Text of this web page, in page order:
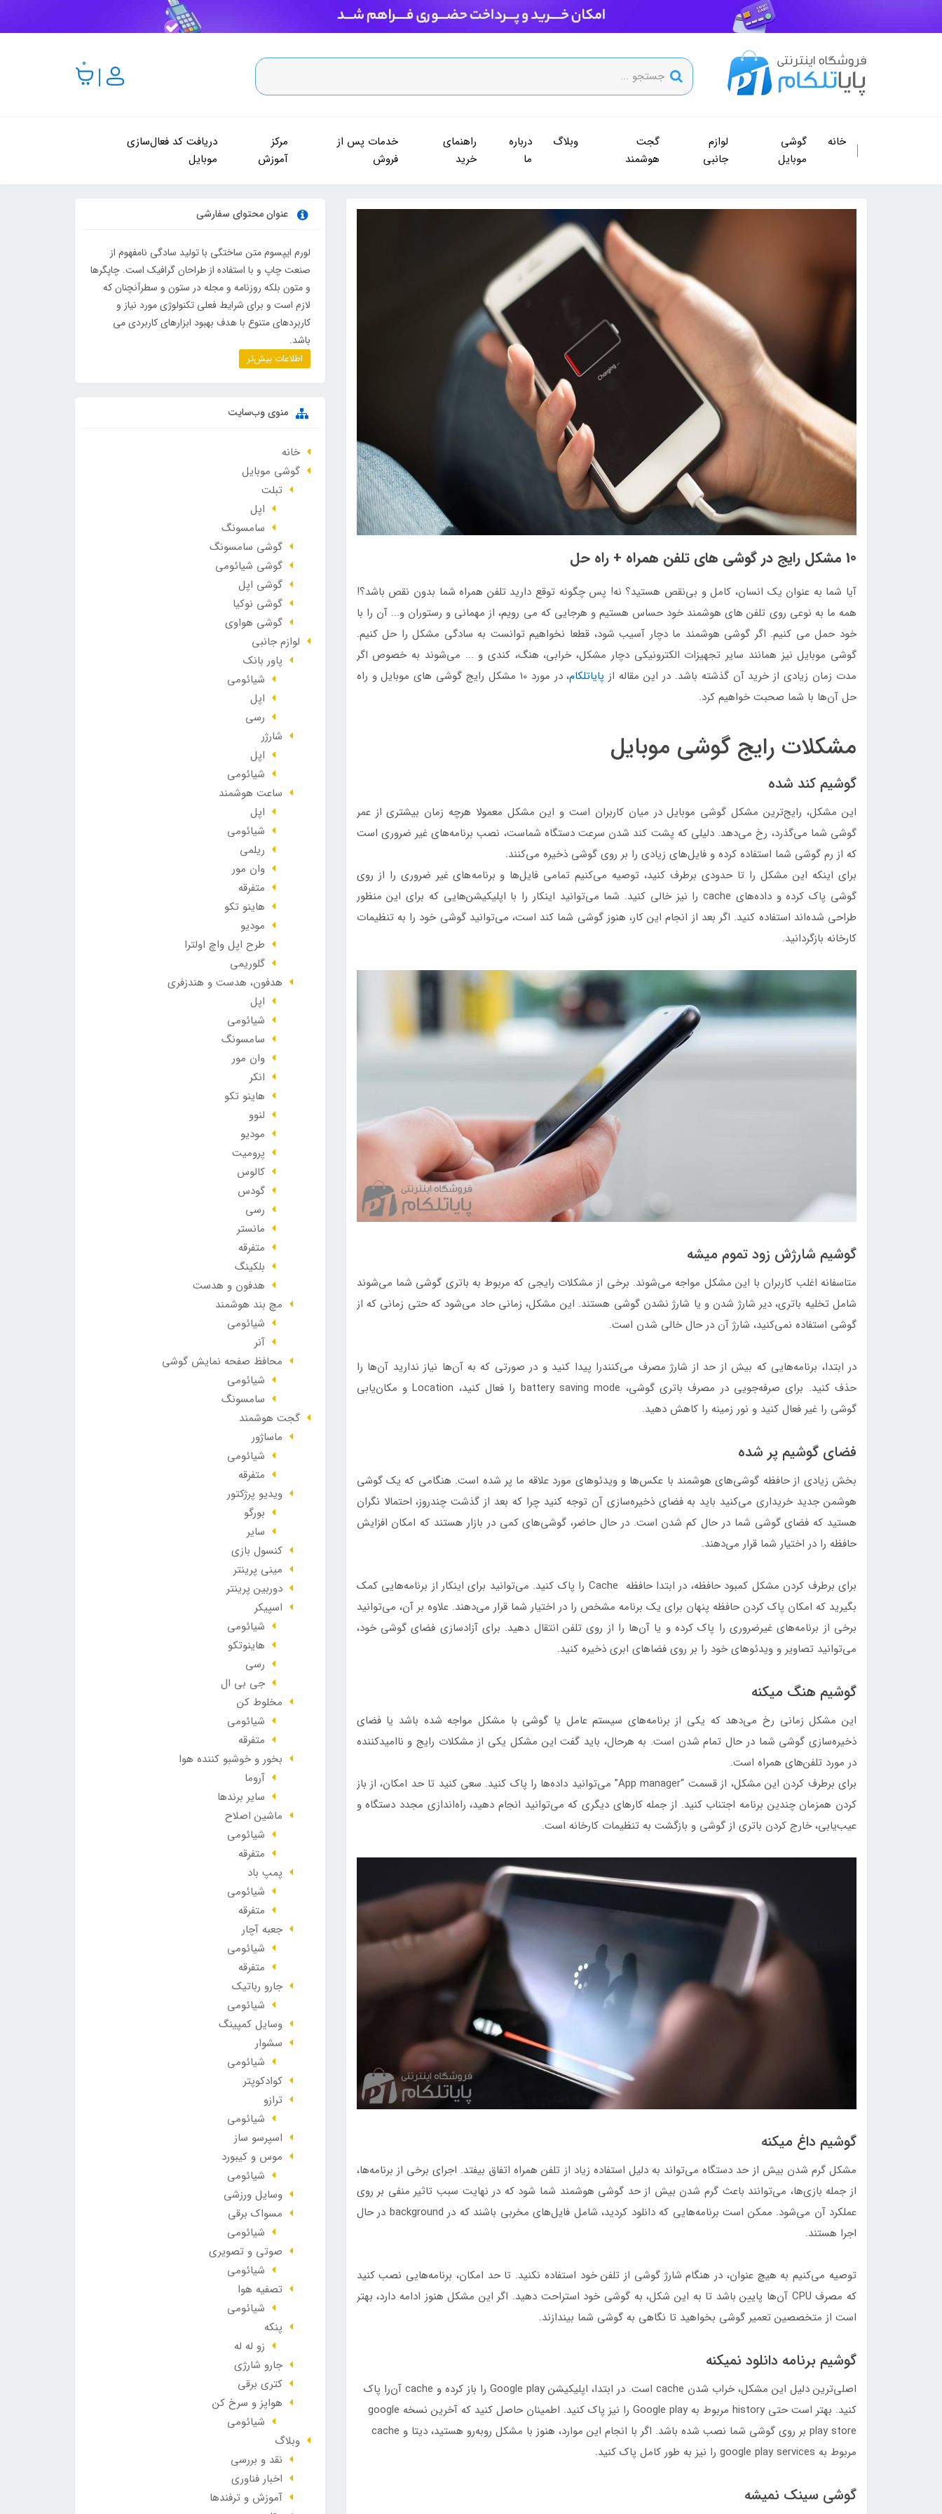
0
خانه
گوشی
موبایل
لوازم
جانبی
گجت
هوشمند
وبلاگ
درباره
ما
راهنمای
خرید
خدمات پس از
فروش
مرکز
آموزش
دریافت کد فعال‌سازی
موبایل
10 مشکل رایج در گوشی های تلفن همراه + راه حل
آیا شما به عنوان یک انسان، کامل و بی‌نقص هستید؟ نه! پس چگونه توقع دارید تلفن همراه شما بدون نقص باشد؟!
همه ما به نوعی روی تلفن های هوشمند خود حساس هستیم و هرجایی که می رویم، از مهمانی و رستوران و... آن را با
خود حمل می کنیم. اگر گوشی هوشمند ما دچار آسیب شود، قطعا نخواهیم توانست به سادگی مشکل را حل کنیم.
گوشی موبایل نیز همانند سایر تجهیزات الکترونیکی دچار مشکل، خرابی، هنگ، کندی و ... می‌شوند به خصوص اگر
مدت زمان زیادی از خرید آن گذشته باشد. در این مقاله از پایاتلکام
، در مورد 10 مشکل رایج گوشی های موبایل و راه
حل آن‌ها با شما صحبت خواهیم کرد.
مشکلات رایج گوشی موبایل
گوشیم کند شده
این مشکل، رایج‌ترین مشکل گوشی موبایل در میان کاربران است و این مشکل معمولا هرچه زمان بیشتری از عمر
گوشی شما می‌گذرد، رخ می‌دهد. دلیلی که پشت کند شدن سرعت دستگاه شماست، نصب برنامه‌های غیر ضروری است
که از رم گوشی شما استفاده کرده و فایل‌های زیادی را بر روی گوشی ذخیره می‌کنند.
برای اینکه این مشکل را تا حدودی برطرف کنید، توصیه می‌کنیم تمامی فایل‌ها و برنامه‎‌های غیر ضروری را از روی
گوشی پاک کرده و داده‌های cache را نیز خالی کنید. شما می‌توانید اینکار را با اپلیکیشن‌هایی که برای این منظور
طراحی شده‌اند استفاده کنید. اگر بعد از انجام این کار، هنوز گوشی شما کند است، می‌توانید گوشی خود را به تنظیمات
کارخانه بازگردانید.
گوشیم شارژش زود تموم میشه
متاسفانه اغلب کاربران با این مشکل مواجه می‌شوند. برخی از مشکلات رایجی که مربوط به باتری گوشی شما می‌شوند
شامل تخلیه باتری، دیر شارژ شدن و یا شارژ نشدن گوشی هستند. این مشکل، زمانی حاد می‌شود که حتی زمانی که از
گوشی استفاده نمی‌کنید، شارژ آن در حال خالی شدن است.
در ابتدا، برنامه‌هایی که بیش از حد از شارژ مصرف می‌کنندرا پیدا کنید و در صورتی که به آن‌ها نیاز ندارید آن‌ها را
حذف کنید. برای صرفه‌جویی در مصرف باتری گوشی، battery saving mode را فعال کنید، Location و مکان‌یابی
گوشی را غیر فعال کنید و نور زمینه را کاهش دهید.
فضای گوشیم پر شده
بخش زیادی از حافظه گوشی‌های هوشمند با عکس‌ها و ویدئوهای مورد علاقه ما پر شده است. هنگامی که یک گوشی
هوشمن جدید خریداری می‌کنید باید به فضای ذخیره‌‎سازی آن توجه کنید چرا که بعد از گذشت چندروز، احتمالا نگران
هستید که فضای گوشی شما در حال کم شدن است. در حال حاضر، گوشی‌های کمی در بازار هستند که امکان افزایش
حافظه را در اختیار شما قرار می‌دهند.
برای برطرف کردن مشکل کمبود حافظه، در ابتدا حافظه Cache را پاک کنید. می‌توانید برای اینکار از برنامه‌هایی کمک
بگیرید که امکان پاک کردن حافظه پنهان برای یک برنامه مشخص را در اختیار شما قرار می‌دهند. علاوه بر آن، می‌توانید
برخی از برنامه‌های غیرضروری را پاک کرده و یا آن‌ها را از روی تلفن انتقال دهید. برای آزادسازی فضای گوشی خود،
می‌توانید تصاویر و ویدئوهای خود را بر روی فضاهای ابری ذخیره کنید.
گوشیم هنگ میکنه
این مشکل زمانی رخ می‌دهد که یکی از برنامه‌های سیستم عامل یا گوشی با مشکل مواجه شده باشد یا فضای
ذخیره‌سازی گوشی شما در حال تمام شدن است. به هرحال، باید گفت این مشکل یکی از مشکلات رایج و ناامیدکننده
در مورد تلفن‌های همراه است.
برای برطرف کردن این مشکل، از قسمت “App manager” می‌توانید داده‌ها را پاک کنید. سعی کنید تا حد امکان، از باز
کردن همزمان چندین برنامه اجتناب کنید. از جمله کارهای دیگری که ‌می‌‌توانید انجام دهید، راه‌اندازی مجدد دستگاه و
عیب‌یابی، خارج کردن باتری از گوشی و بازگشت به تنظیمات کارخانه است.
گوشیم داغ میکنه
مشکل گرم شدن بیش از حد دستگاه می‌تواند به دلیل استفاده زیاد از تلفن همراه اتفاق بیفتد. اجرای برخی از برنامه‌ها،
از جمله بازی‌ها، می‌توانند باعث گرم شدن بیش از حد گوشی هوشمند شما شود که در نهایت سبب تاثیر منفی بر روی
عملکرد آن می‌شود. ممکن است برنامه‌هایی که دانلود کردید، شامل فایل‌های مخربی باشند که در background در حال
اجرا هستند.
توصیه می‌کنیم به هیچ عنوان، در هنگام شارژ گوشی از تلفن خود استفاده نکنید. تا حد امکان، برنامه‌هایی نصب کنید
که مصرف CPU آن‌ها پایین باشد تا به این شکل، به گوشی خود استراحت دهید. اگر این مشکل هنوز ادامه دارد، بهتر
است از متخصصین تعمیر گوشی بخواهید تا نگاهی به گوشی شما بیندازند.
گوشیم برنامه دانلود نمیکنه
اصلی‌ترین دلیل این مشکل، خراب شدن cache است. در ابتدا، اپلیکیشن Google play را باز کرده و cache آن‌را پاک
کنید. بهتر است حتی history مربوط به Google play را نیز پاک کنید. اطمینان حاصل کنید که آخرین نسخه google
play store بر روی گوشی شما نصب شده باشد. اگر با انجام این موارد، هنوز با مشکل روبه‌رو هستید، دیتا و cache
مربوط به google play services را نیز به طور کامل پاک کنید.
گوشی سینک نمیشه
عنوان محتوای سفارشی
لورم ایپسوم متن ساختگی با تولید سادگی نامفهوم از
صنعت چاپ و با استفاده از طراحان گرافیک است. چاپگرها
و متون بلکه روزنامه و مجله در ستون و سطرآنچنان که
لازم است و برای شرایط فعلی تکنولوژی مورد نیاز و
کاربردهای متنوع با هدف بهبود ابزارهای کاربردی می
باشد.
اطلاعات بیش‌تر
منوی وب‌سایت
خانه
گوشی موبایل
تبلت
اپل
سامسونگ
گوشی سامسونگ
گوشی شیائومی
گوشی اپل
گوشی نوکیا
گوشی هواوی
لوازم جانبی
پاور بانک
شیائومی
اپل
رسی
شارژر
اپل
شیائومی
ساعت هوشمند
اپل
شیائومی
ریلمی
وان مور
متفرقه
هاینو تکو
مودیو
طرح اپل واچ اولترا
گلوریمی
هدفون، هدست و هندزفری
اپل
شیائومی
سامسونگ
وان مور
انکر
هاینو تکو
لنوو
مودیو
پرومیت
کالوس
گودس
رسی
مانستر
متفرقه
بلکینگ
هدفون و هدست
مچ بند هوشمند
شیائومی
آنر
محافظ صفحه نمایش گوشی
شیائومی
سامسونگ
گجت هوشمند
ماساژور
شیائومی
متفرقه
ویدیو پرژکتور
بورگو
سایر
کنسول بازی
مینی پرینتر
دوربین پرینتر
اسپیکر
شیائومی
هاینوتکو
رسی
جی بی ال
مخلوط کن
شیائومی
متفرقه
بخور و خوشبو کننده هوا
آروما
سایر برندها
ماشین اصلاح
شیائومی
متفرقه
پمپ باد
شیائومی
متفرقه
جعبه آچار
شیائومی
متفرقه
جارو رباتیک
شیائومی
وسایل کمپینگ
سشوار
شیائومی
کوادکوپتر
ترازو
شیائومی
اسپرسو ساز
موس و کیبورد
شیائومی
وسایل ورزشی
مسواک برقی
شیائومی
صوتی و تصویری
شیائومی
تصفیه هوا
شیائومی
پنکه
زو له له
جارو شارژی
کتری برقی
هواپز و سرخ کن
شیائومی
وبلاگ
نقد و بررسی
اخبار فناوری
آموزش و ترفندها